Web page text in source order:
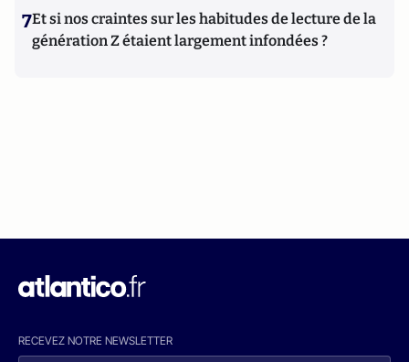
7Et si nos craintes sur les habitudes de lecture de la
génération Z étaient largement infondées ?
RECEVEZ NOTRE NEWSLETTER